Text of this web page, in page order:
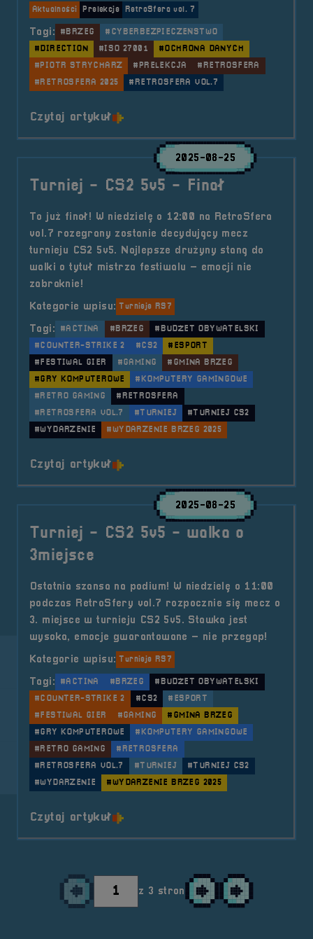
Aktualności Prelekcje RetroSfera vol. 7
Tagi: #BRZEG
#CYBERBEZPIECZEŃSTWO
#DIRECTION
#ISO 27001
#OCHRONA DANYCH
#PIOTR STRYCHARZ
#PRELEKCJA
#RETROSFERA
#RETROSFERA 2025
#RETROSFERA VOL.7
Czytaj artykuło tytule Prelekcja &#8211;
2025-08-25
Turniej - CS2 5v5 - Finał
To już finał! W niedzielę o 12:00 na RetroSfera
vol.7 rozegrany zostanie decydujący mecz
turnieju CS2 5v5. Najlepsze drużyny staną do
walki o tytuł mistrza festiwalu – emocji nie
zabraknie!
Kategorie wpisu:
Turnieje RS7
Tagi: #ACTINA #BRZEG
#BUDŻET OBYWATELSKI
#COUNTER-STRIKE 2
#CS2
#ESPORT
#FESTIWAL GIER
#GAMING
#GMINA BRZEG
#GRY KOMPUTEROWE
#KOMPUTERY GAMINGOWE
#RETRO GAMING
#RETROSFERA
#RETROSFERA VOL.7
#TURNIEJ
#TURNIEJ CS2
#WYDARZENIE
#WYDARZENIE BRZEG 2025
Czytaj artykuło tytule Turniej &#8211; CS2 5v5
2025-08-25
Turniej - CS2 5v5 - walka o
3miejsce
Ostatnia szansa na podium! W niedzielę o 11:00
podczas RetroSfery vol.7 rozpocznie się mecz o
3. miejsce w turnieju CS2 5v5. Stawka jest
wysoka, emocje gwarantowane – nie przegap!
Kategorie wpisu:
Turnieje RS7
Tagi: #ACTINA #BRZEG
#BUDŻET OBYWATELSKI
#COUNTER-STRIKE 2
#CS2
#ESPORT
#FESTIWAL GIER
#GAMING
#GMINA BRZEG
#GRY KOMPUTEROWE
#KOMPUTERY GAMINGOWE
#RETRO GAMING
#RETROSFERA
#RETROSFERA VOL.7
#TURNIEJ
#TURNIEJ CS2
#WYDARZENIE
#WYDARZENIE BRZEG 2025
Czytaj artykuło tytule Turniej &#8211; CS2 5v5
z 3 stron